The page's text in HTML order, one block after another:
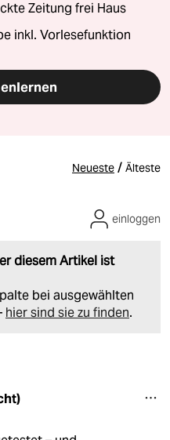
Zeitung frei Haus
inkl. Vorlesefunktion
Neueste / Älteste
diesem Artikel ist
bei ausgewählten
hier sind sie zu finden.
einloggen